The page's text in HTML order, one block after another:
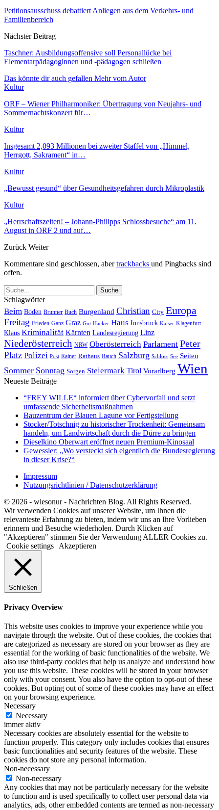
Petitionsausschuss debattiert Anliegen aus dem Verkehrs- und
Familienbereich
Nächster Beitrag
Taschner: Ausbildungsoffensive soll Personallücke bei
Elementarpädagoginnen und -pädagogen schließen
Das könnte dir auch gefallen Mehr vom Autor
Kultur
ORF – Wiener Philharmoniker: Übertragung von Neujahrs- und
Sommernachtskonzert für…
Kultur
Insgesamt 2,093 Millionen bei zweiter Staffel von „Himmel,
Herrgott, Sakrament“ in…
Kultur
„Bewusst gesund“ über Gesundheitsgefahren durch Mikroplastik
Kultur
„Herrschaftszeiten! – Johann-Philipps Schlossbesuche“ am 11.
August in ORF 2 und auf…
Zurück Weiter
Kommentare sind geschlossen, abertrackbacks und Pingbacks sind
offen.
Schlagwörter
Beim Boden Brunner Buch Burgenland Christian City Europa
Freitag Frieden Ganz Graz Gut Hacker Haus Innsbruck Kaiser Klagenfurt
Klaus Kriminalität Kärnten Landesregierung Linz
Niederösterreich NRW Oberösterreich Parlament Peter
Platz Polizei Post Rainer Rathaus Rauch Salzburg Schloss See Seiten
Sommer Sonntag Sorgen Steiermark Tirol Vorarlberg Wien
Neueste Beiträge
“FREY WILLE“ informiert über Cybervorfall und setzt
umfassende Sicherheitsmaßnahmen
Bauzentrum der Blauen Lagune vor Fertigstellung
Stocker/Totschnig zu historischer Trockenheit: Gemeinsam
handeln, um Landwirtschaft durch die Dürre zu bringen
Dieselkino Oberwart eröffnet neuen Premium-Kinosaal
Gewessler: „Wo versteckt sich eigentlich die Bundesregierung
in dieser Krise?“
Impressum
Nutzungsrichtlinien / Datenschutzerklärung
© 2026 - wiesonur - Nachrichten Blog. All Rights Reserved.
Wir verwenden Cookies auf unserer Website, um Ihnen die
relevanteste Erfahrung zu bieten, indem wir uns an Ihre Vorlieben
erinnern und Besuche wiederholen. Durch Klicken auf
"Akzeptieren" stimmen Sie der Verwendung ALLER Cookies zu.
Cookie settings
Akzeptieren
Schließen
Privacy Overview
This website uses cookies to improve your experience while you
navigate through the website. Out of these cookies, the cookies that
are categorized as necessary are stored on your browser as they are
essential for the working of basic functionalities of the website. We
also use third-party cookies that help us analyze and understand how
you use this website. These cookies will be stored in your browser
only with your consent. You also have the option to opt-out of these
cookies. But opting out of some of these cookies may have an effect
on your browsing experience.
Necessary
Necessary
immer aktiv
Necessary cookies are absolutely essential for the website to
function properly. This category only includes cookies that ensures
basic functionalities and security features of the website. These
cookies do not store any personal information.
Non-necessary
Non-necessary
Any cookies that may not be particularly necessary for the website
to function and is used specifically to collect user personal data via
analytics, ads, other embedded contents are termed as non-necessary